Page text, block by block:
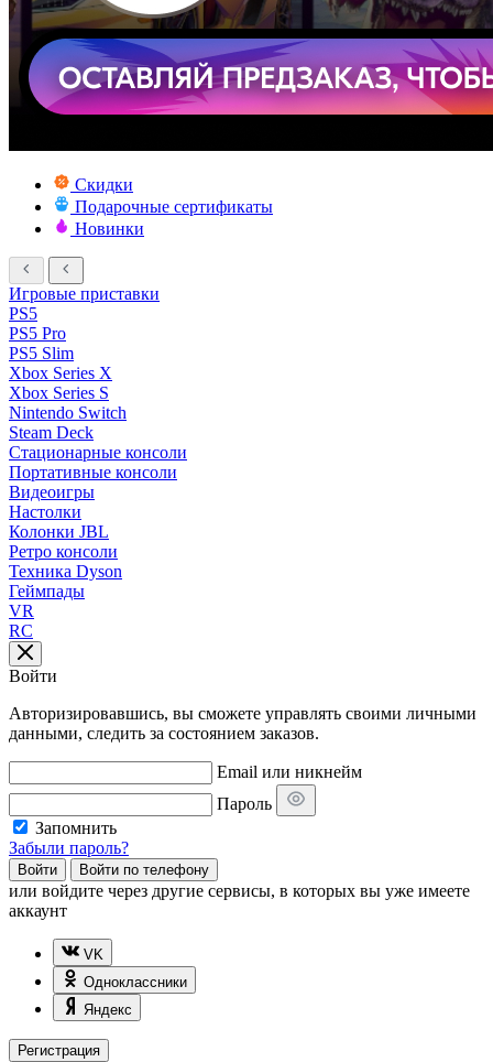
Скидки
Подарочные сертификаты
Новинки
Игровые приставки
PS5
PS5 Pro
PS5 Slim
Xbox Series X
Xbox Series S
Nintendo Switch
Steam Deck
Стационарные консоли
Портативные консоли
Видеоигры
Настолки
Колонки JBL
Ретро консоли
Техника Dyson
Геймпады
VR
RC
Войти
Авторизировавшись, вы сможете управлять своими личными
данными, следить за состоянием заказов.
Email или никнейм
Пароль
Запомнить
Забыли пароль?
Войти Войти по телефону
или войдите через другие сервисы, в которых вы уже имеете
аккаунт
VK
Одноклассники
Яндекс
Регистрация